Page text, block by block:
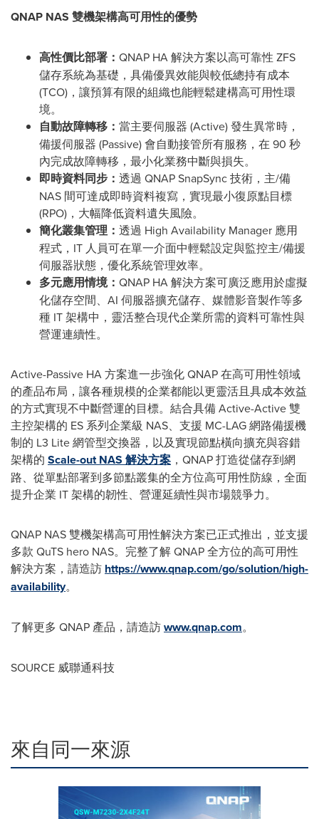
QNAP NAS 雙機架構高可用性的優勢
高性價比部署： QNAP HA 解決方案以高可靠性 ZFS
儲存系統為基礎，具備優異效能與較低總持有成本
(TCO)，讓預算有限的組織也能輕鬆建構高可用性環
境。
自動故障轉移： 當主要伺服器 (Active) 發生異常時，
備援伺服器 (Passive) 會自動接管所有服務，在 90 秒
內完成故障轉移，最小化業務中斷與損失。
即時資料同步： 透過 QNAP SnapSync 技術，主/備
NAS 間可達成即時資料複寫，實現最小復原點目標
(RPO)，大幅降低資料遺失風險。
簡化叢集管理： 透過 High Availability Manager 應用
程式，IT 人員可在單一介面中輕鬆設定與監控主/備援
伺服器狀態，優化系統管理效率。
多元應用情境： QNAP HA 解決方案可廣泛應用於虛擬
化儲存空間、AI 伺服器擴充儲存、媒體影音製作等多
種 IT 架構中，靈活整合現代企業所需的資料可靠性與
營運連續性。
Active-Passive HA 方案進一步強化 QNAP 在高可用性領域
的產品布局，讓各種規模的企業都能以更靈活且具成本效益
的方式實現不中斷營運的目標。結合具備 Active-Active 雙
主控架構的 ES 系列企業級 NAS、支援 MC-LAG 網路備援機
制的 L3 Lite 網管型交換器，以及實現節點橫向擴充與容錯
架構的 Scale-out NAS 解決方案 ，QNAP 打造從儲存到網
路、從單點部署到多節點叢集的全方位高可用性防線，全面
提升企業 IT 架構的韌性、營運延續性與市場競爭力。
QNAP NAS 雙機架構高可用性解決方案已正式推出，並支援
多款 QuTS hero NAS。完整了解 QNAP 全方位的高可用性
解決方案，請造訪 https://www.qnap.com/go/solution/high-
availability。
了解更多 QNAP 產品，請造訪www.qnap.com。
SOURCE 威聯通科技
來自同一來源